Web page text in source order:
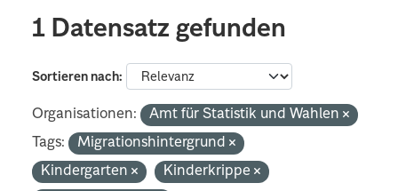
1 Datensatz gefunden
Sortieren nach
Organisationen:
Amt für Statistik und Wahlen
Tags:
Migrationshintergrund
Kindergarten
Kinderkrippe